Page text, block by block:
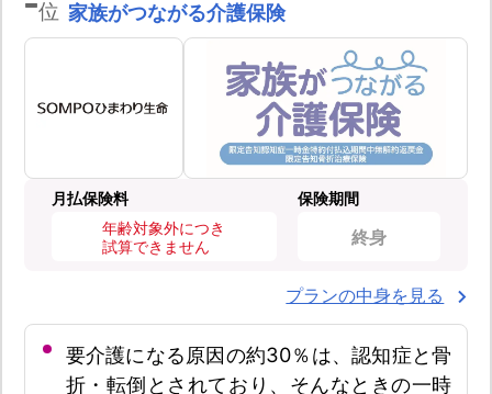
位 家族がつながる介護保険
月払保険料
年齢対象外につき
試算できません
保険期間
終身
プランの中身を見る
要介護になる原因の約30％は、認知症と骨
折・転倒とされており、そんなときの一時